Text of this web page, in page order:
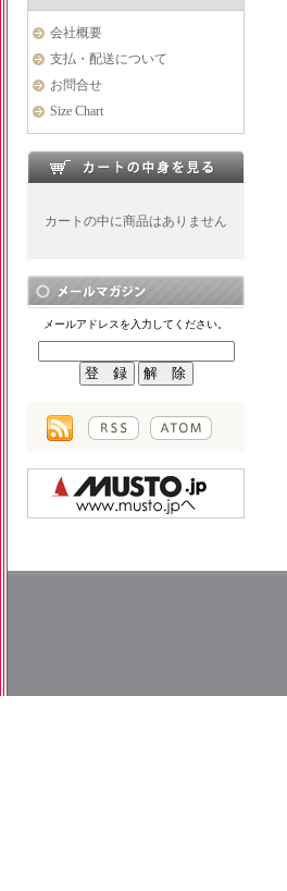
会社概要
支払・配送について
お問合せ
Size Chart
カートの中に商品はありません
メールアドレスを入力してください。